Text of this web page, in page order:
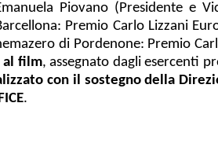
Piovano (Presidente e
Premio Carlo Lizzani
di Pordenone: Premio
al film, assegnato dagli esercenti
con il sostegno della
.